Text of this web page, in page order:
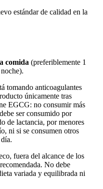
estándar de calidad en la
comida (preferiblemente 1
tomando anticoagulantes
únicamente tras
EGCG: no consumir más
ser consumido por
de lactancia, por menores
ni si se consumen otros
fuera del alcance de los
No debe
variada y equilibrada ni